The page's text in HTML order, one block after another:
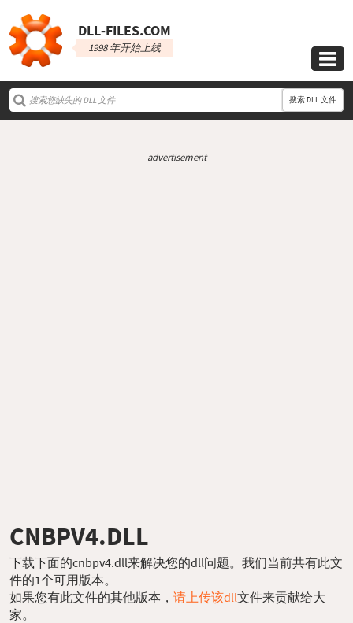
DLL‑FILES.COM
1998 年开始上线

搜索 DLL 文件
advertisement
CNBPV4.DLL
下载下面的cnbpv4.dll来解决您的dll问题。我们当前共有此文
件的1个可用版本。
如果您有此文件的其他版本， 请上传该dll文件来贡献给大
家。